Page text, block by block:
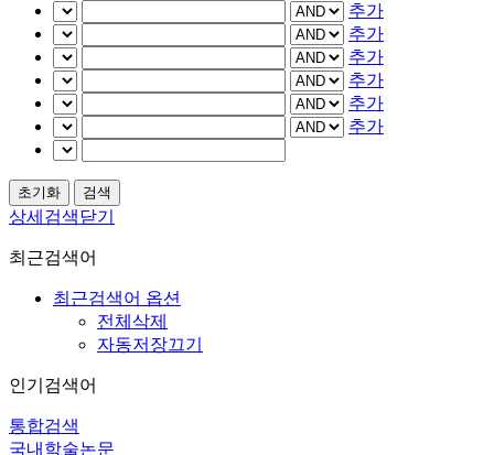
추가
추가
추가
추가
추가
추가
상세검색닫기
최근검색어
최근검색어 옵션
전체삭제
자동저장끄기
인기검색어
통합검색
국내학술논문